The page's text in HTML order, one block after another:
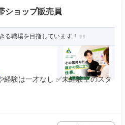
ショップ販売員
る職場を目指しています！
経験は一才なし ✅未経験空のスタ